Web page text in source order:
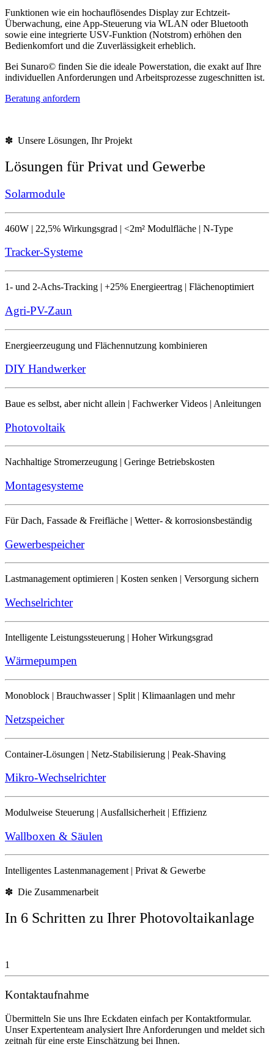
Funktionen wie ein hochauflösendes Display zur Echtzeit-
Überwachung, eine App-Steuerung via WLAN oder Bluetooth
sowie eine integrierte USV-Funktion (Notstrom) erhöhen den
Bedienkomfort und die Zuverlässigkeit erheblich.
Bei Sunaro© finden Sie die ideale Powerstation, die exakt auf Ihre
individuellen Anforderungen und Arbeitsprozesse zugeschnitten ist.
Beratung anfordern
✽ Unsere Lösungen, Ihr Projekt
Lösungen für Privat und Gewerbe
Solarmodule
460W | 22,5% Wirkungsgrad | <2m² Modulfläche | N-Type
Tracker-Systeme
1- und 2-Achs-Tracking | +25% Energieertrag | Flächenoptimiert
Agri-PV-Zaun
Energieerzeugung und Flächennutzung kombinieren
DIY Handwerker
Baue es selbst, aber nicht allein | Fachwerker Videos | Anleitungen
Photovoltaik
Nachhaltige Stromerzeugung | Geringe Betriebskosten
Montagesysteme
Für Dach, Fassade & Freifläche | Wetter- & korrosionsbeständig
Gewerbespeicher
Lastmanagement optimieren | Kosten senken | Versorgung sichern
Wechselrichter
Intelligente Leistungssteuerung | Hoher Wirkungsgrad
Wärmepumpen
Monoblock | Brauchwasser | Split | Klimaanlagen und mehr
Netzspeicher
Container-Lösungen | Netz-Stabilisierung | Peak-Shaving
Mikro-Wechselrichter
Modulweise Steuerung | Ausfallsicherheit | Effizienz
Wallboxen & Säulen
Intelligentes Lastenmanagement | Privat & Gewerbe
✽ Die Zusammenarbeit
In 6 Schritten zu Ihrer Photovoltaikanlage
1
Kontaktaufnahme
Übermitteln Sie uns Ihre Eckdaten einfach per Kontaktformular.
Unser Expertenteam analysiert Ihre Anforderungen und meldet sich
zeitnah für eine erste Einschätzung bei Ihnen.